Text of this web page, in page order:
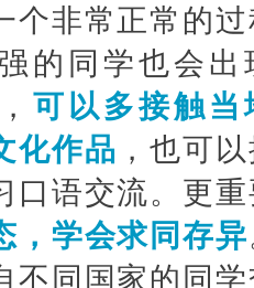
个非常正常的
的同学也会出
可以多接触当
化作品 ，也可
口语交流。更
，学会求同存异
不同国家的同